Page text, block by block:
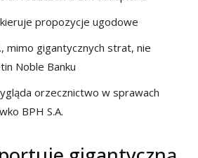
propozycje ugodowe
mimo gigantycznych strat, nie
Noble Banku
orzecznictwo w sprawach
BPH S.A.